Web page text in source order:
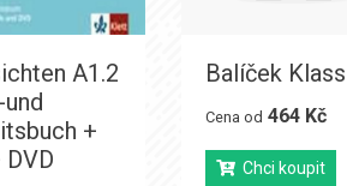
A1.2
+
DVD
Balíček
Cena od 464 Kč
Chci koupit